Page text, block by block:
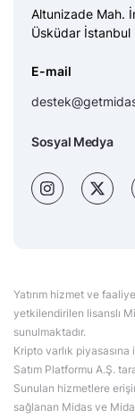
Altunizade Mah.
Üsküdar İstanbul
E-mail
Sosyal Medya
Yatırım hizmet ve
yetkilendirilen lisanslı
sunulmaktadır.
Kripto varlık
Satım Platformu A.Ş.
Sunulan hizmetlere
sağlanan Midas ve